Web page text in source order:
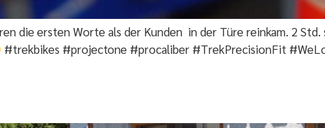
die ersten Worte als der Kunden in der Türe reinkam. 2
#trekbikes #projectone #procaliber #TrekPrecisionFit